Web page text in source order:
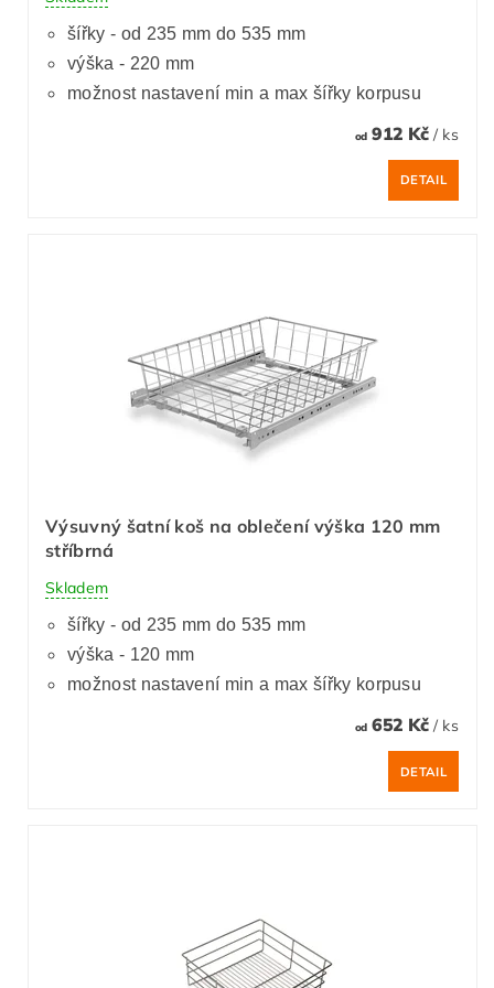
šířky - od 235 mm do 535 mm
výška - 220 mm
možnost nastavení min a max šířky korpusu
od912 Kč / ks
DETAIL
Výsuvný šatní koš na oblečení výška 120 mm
stříbrná
Skladem
šířky - od 235 mm do 535 mm
výška - 120 mm
možnost nastavení min a max šířky korpusu
od652 Kč / ks
DETAIL